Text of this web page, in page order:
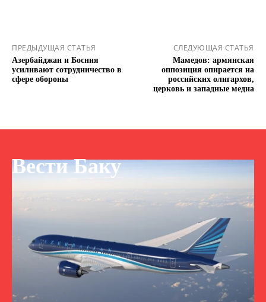
ПРЕДЫДУЩАЯ СТАТЬЯ
Азербайджан и Босния
усиливают сотрудничество в
сфере обороны
СЛЕДУЮЩАЯ СТАТЬЯ
Мамедов: армянская
оппозиция опирается на
российских олигархов,
церковь и западные медиа
Вести Баку